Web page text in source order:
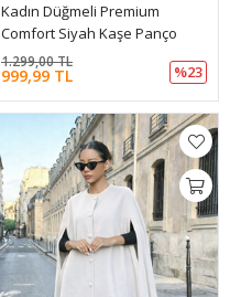
Kadın Düğmeli Premium
Comfort Siyah Kaşe Panço
999,99 TL
1.299,00 TL
%23